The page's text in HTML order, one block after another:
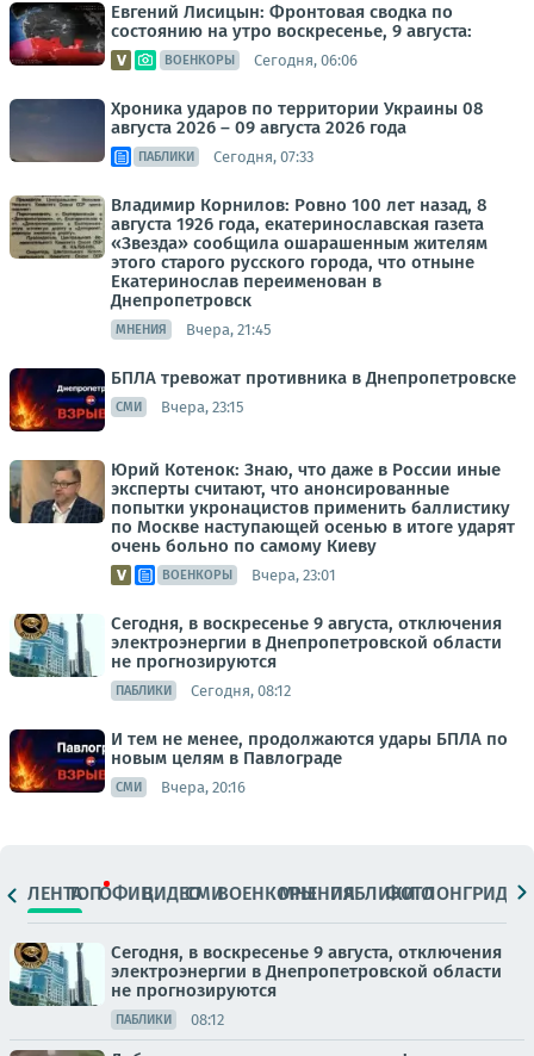
Евгений Лисицын: Фронтовая сводка по
состоянию на утро воскресенье, 9 августа:
ВОЕНКОРЫ Сегодня, 06:06
Хроника ударов по территории Украины 08
августа 2026 – 09 августа 2026 года
ПАБЛИКИ Сегодня, 07:33
Владимир Корнилов: Ровно 100 лет назад, 8
августа 1926 года, екатеринославская газета
«Звезда» сообщила ошарашенным жителям
этого старого русского города, что отныне
Екатеринослав переименован в
Днепропетровск
МНЕНИЯ Вчера, 21:45
БПЛА тревожат противника в Днепропетровске
СМИ Вчера, 23:15
Юрий Котенок: Знаю, что даже в России иные
эксперты считают, что анонсированные
попытки укронацистов применить баллистику
по Москве наступающей осенью в итоге ударят
очень больно по самому Киеву
ВОЕНКОРЫ Вчера, 23:01
Сегодня, в воскресенье 9 августа, отключения
электроэнергии в Днепропетровской области
не прогнозируются
ПАБЛИКИ Сегодня, 08:12
И тем не менее, продолжаются удары БПЛА по
новым целям в Павлограде
СМИ Вчера, 20:16
ЛЕНТАТОПОФИЦ.ВИДЕОСМИВОЕНКОРЫМНЕНИЯПАБЛИКИ
ФОТОЛОНГРИДЫ
Сегодня, в воскресенье 9 августа, отключения
электроэнергии в Днепропетровской области
не прогнозируются
ПАБЛИКИ 08:12